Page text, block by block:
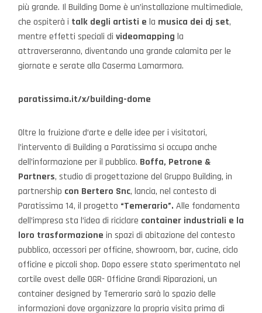
più grande. Il Building Dome è un’installazione multimediale,
che ospiterà i talk degli artisti e la musica dei dj set,
mentre effetti speciali di videomapping la
attraverseranno, diventando una grande calamita per le
giornate e serate alla Caserma Lamarmora.
paratissima.it/x/building-dome
Oltre la fruizione d’arte e delle idee per i visitatori,
l’intervento di Building a Paratissima si occupa anche
dell’informazione per il pubblico. Boffa, Petrone &
Partners, studio di progettazione del Gruppo Building, in
partnership con Bertero Snc, lancia, nel contesto di
Paratissima 14, il progetto “Temerario”. Alle fondamenta
dell’impresa sta l’idea di riciclare container industriali e la
loro trasformazione in spazi di abitazione del contesto
pubblico, accessori per officine, showroom, bar, cucine, ciclo
officine e piccoli shop. Dopo essere stato sperimentato nel
cortile ovest delle OGR- Officine Grandi Riparazioni, un
container designed by Temerario sarà lo spazio delle
informazioni dove organizzare la propria visita prima di